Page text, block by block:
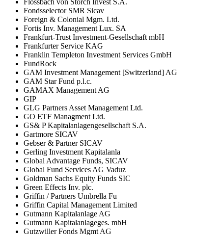
Fondsselector SMR Sicav
Foreign & Colonial Mgm. Ltd.
Fortis Inv. Management Lux. SA
Frankfurt-Trust Investment-Gesellschaft mbH
Frankfurter Service KAG
Franklin Templeton Investment Services GmbH
FundRock
GAM Investment Management [Switzerland] AG
GAM Star Fund p.l.c.
GAMAX Management AG
GIP
GLG Partners Asset Management Ltd.
GO ETF Managment Ltd.
GS& P Kapitalanlagengesellschaft S.A.
Gartmore SICAV
Gebser & Partner SICAV
Gerling Investment Kapitalanla
Global Advantage Funds, SICAV
Global Fund Services AG Vaduz
Goldman Sachs Equity Funds SIC
Green Effects Inv. plc.
Griffin / Partners Umbrella Fu
Griffin Capital Management Limited
Gutmann Kapitalanlage AG
Gutmann Kapitalanlageges. mbH
Gutzwiller Fonds Mgmt AG